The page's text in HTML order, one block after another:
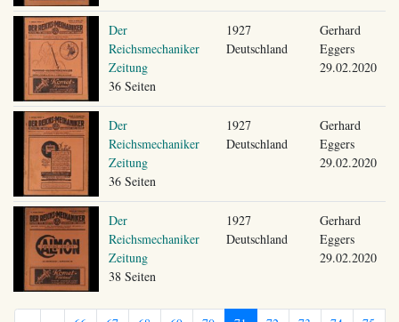
Der
Reichsmechaniker
Zeitung
36 Seiten
1927
Deutschland
Gerhard
Eggers
29.02.2020
Der
Reichsmechaniker
Zeitung
36 Seiten
1927
Deutschland
Gerhard
Eggers
29.02.2020
Der
Reichsmechaniker
Zeitung
38 Seiten
1927
Deutschland
Gerhard
Eggers
29.02.2020